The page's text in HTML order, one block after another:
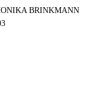
BRINKMANN